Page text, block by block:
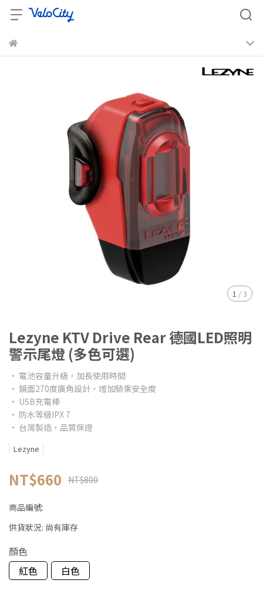
1 /3
Lezyne KTV Drive Rear 德國LED照明
警示尾燈 (多色可選)
• 電池容量升級，加長使用時間
• 鏡面270度廣角設計，增加騎乘安全度
• USB充電棒
• 防水等級IPX 7
• 台灣製造，品質保證
Lezyne
NT$660 NT$800
商品編號:
供貨狀況: 尚有庫存
顏色
紅色
白色